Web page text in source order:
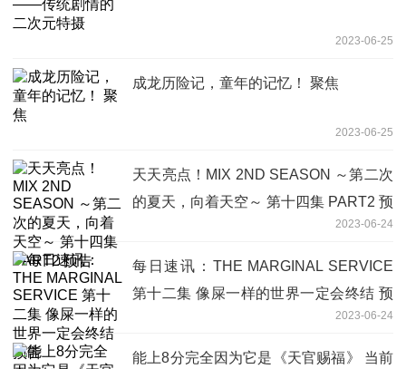
2023-06-25
成龙历险记，童年的记忆！ 聚焦
2023-06-25
天天亮点！MIX 2ND SEASON ～第二次
的夏天，向着天空～ 第十四集 PART2 预
2023-06-24
每日速讯：THE MARGINAL SERVICE
第十二集 像屎一样的世界一定会终结 预
2023-06-24
能上8分完全因为它是《天官赐福》 当前